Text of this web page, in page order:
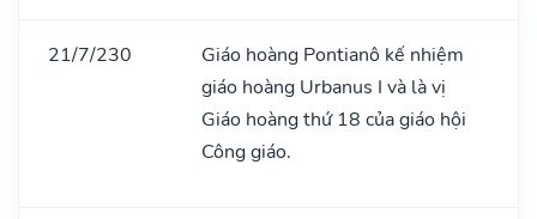
21/7/230
Giáo hoàng Pontianô kế nhiệm
giáo hoàng Urbanus I và là vị
Giáo hoàng thứ 18 của giáo hội
Công giáo.